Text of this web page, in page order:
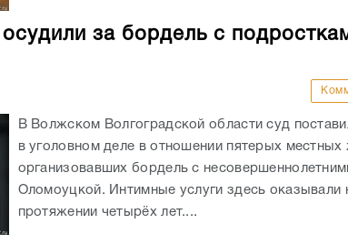
за бордель с
В Волжском Волгоградской области суд
в уголовном деле в отношении пятерых местных
организовавших бордель с
Оломоуцкой. Интимные услуги здесь оказывали
протяжении четырёх лет....